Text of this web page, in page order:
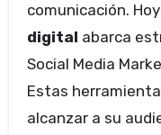
comunicación.
digital abarca
Social Media
Estas
alcanzar a su